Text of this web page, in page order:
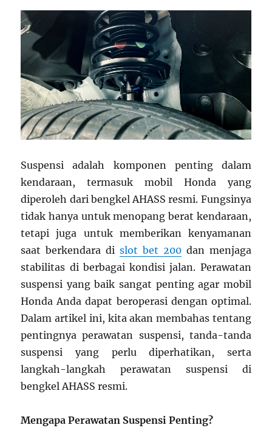
Suspensi adalah komponen penting dalam
kendaraan, termasuk mobil Honda yang
diperoleh dari bengkel AHASS resmi. Fungsinya
tidak hanya untuk menopang berat kendaraan,
tetapi juga untuk memberikan kenyamanan
saat berkendara dislot bet 200dan menjaga
stabilitas di berbagai kondisi jalan. Perawatan
suspensi yang baik sangat penting agar mobil
Honda Anda dapat beroperasi dengan optimal.
Dalam artikel ini, kita akan membahas tentang
pentingnya perawatan suspensi, tanda-tanda
suspensi yang perlu diperhatikan, serta
langkah-langkah perawatan suspensi di
bengkel AHASS resmi.
Mengapa Perawatan Suspensi Penting?